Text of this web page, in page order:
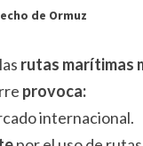
de Ormuz
rutas marítimas
provoca:
internacional.